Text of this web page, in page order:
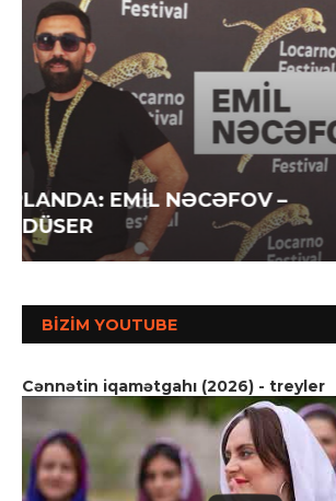
İRİ PLANDA: İLAHƏ
AKTRİSA
BIZIM YOUTUBE
Cənnətin iqamətgahı (2026) - treyler